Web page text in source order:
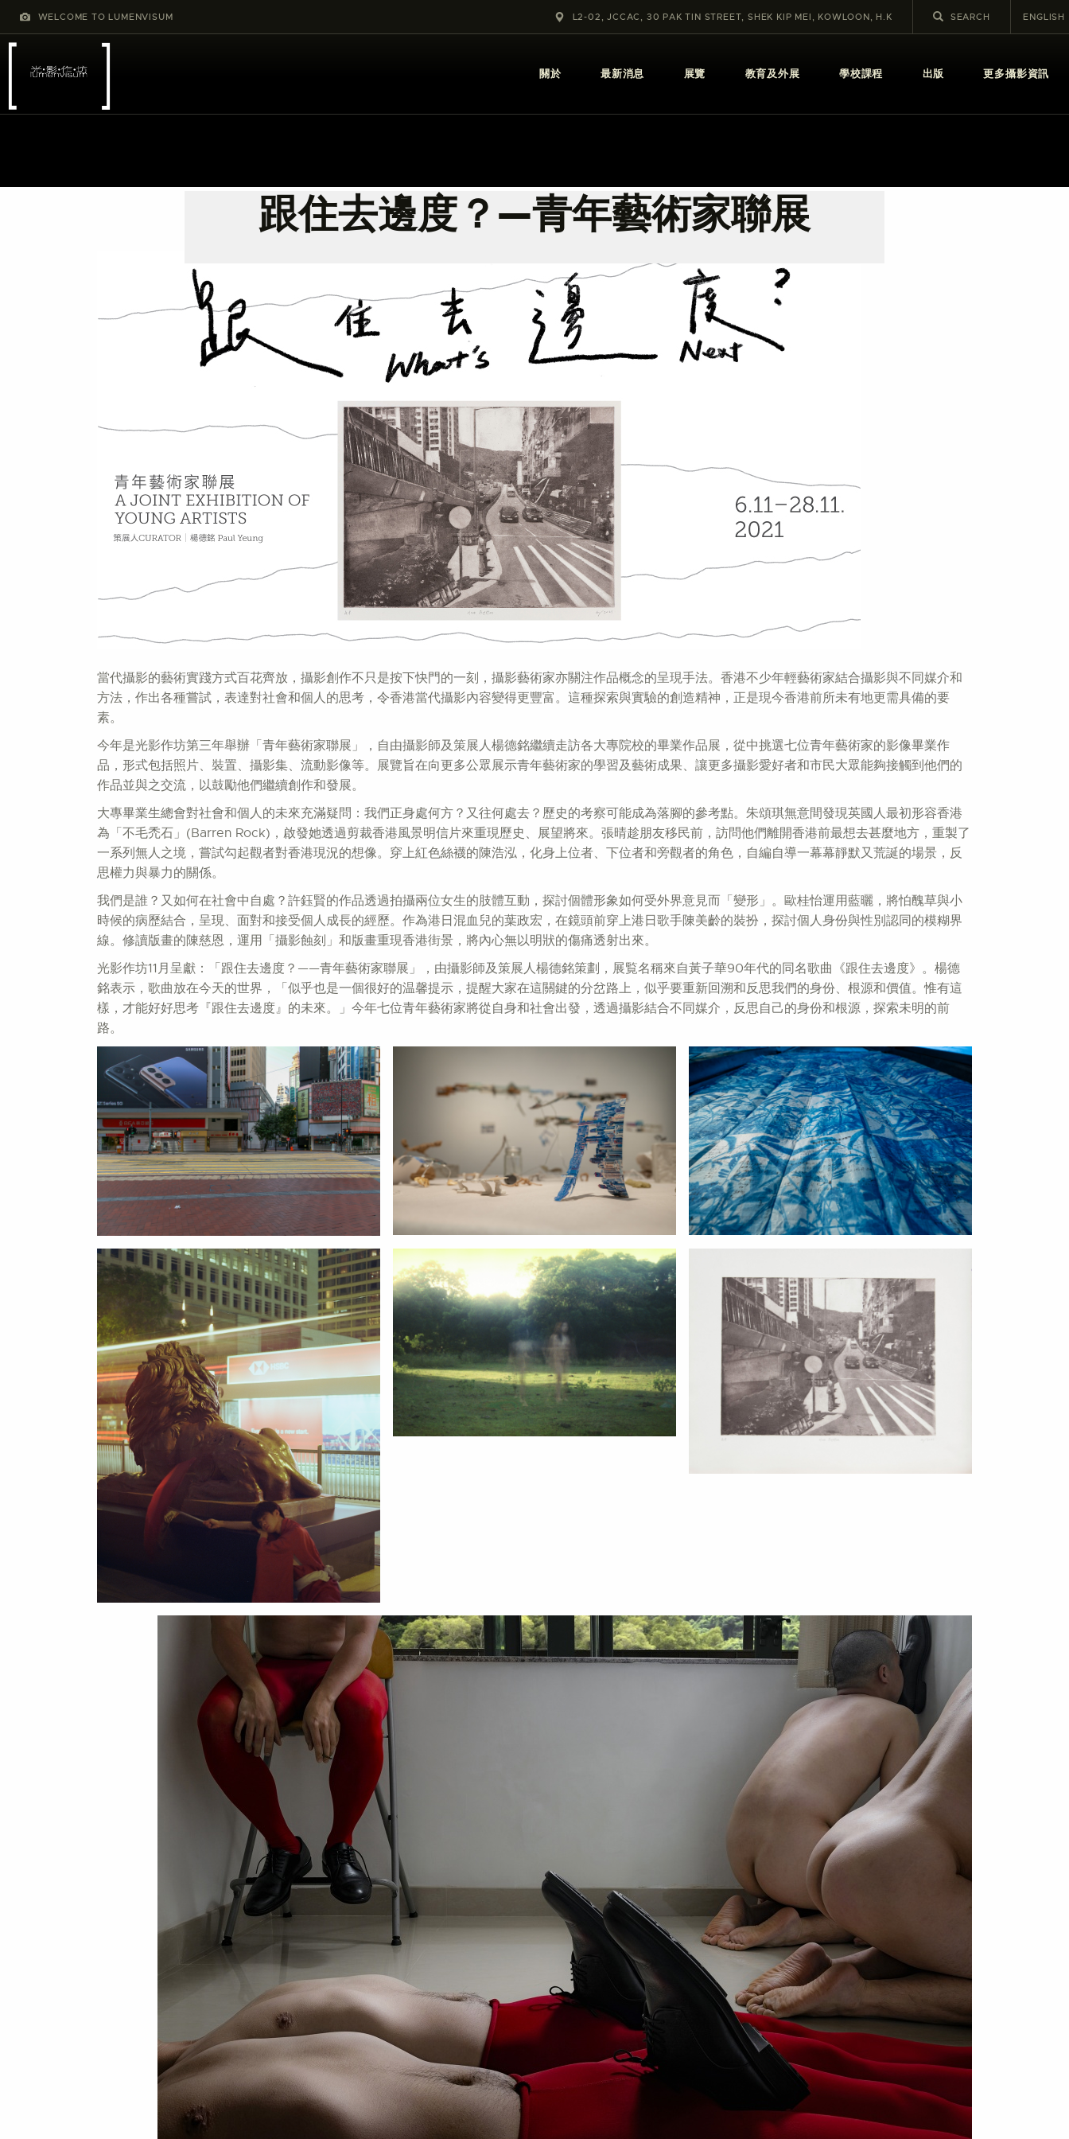
WELCOME TO LUMENVISUM L2-02, JCCAC, 30 PAK TIN STREET, SHEK KIP MEI, KOWLOON, H.K ENGLISH
關於 最新消息 展覽 教育及外展 學校課程 出版 更多攝影資訊
跟住去邊度？—青年藝術家聯展
展覽
學校課程
出版
更多攝影資訊
當代攝影的藝術實踐方式百花齊放，攝影創作不只是按下快門的一刻，攝影藝術家亦關注作品概念的呈現手法。香港不少年輕藝術家結合攝影與不同媒介和
方法，作出各種嘗試，表達對社會和個人的思考，令香港當代攝影內容變得更豐富。這種探索與實驗的創造精神，正是現今香港前所未有地更需具備的要
素。
今年是光影作坊第三年舉辦「青年藝術家聯展」，自由攝影師及策展人楊德銘繼續走訪各大專院校的畢業作品展，從中挑選七位青年藝術家的影像畢業作
品，形式包括照片、裝置、攝影集、流動影像等。展覽旨在向更多公眾展示青年藝術家的學習及藝術成果、讓更多攝影愛好者和市民大眾能夠接觸到他們的
作品並與之交流，以鼓勵他們繼續創作和發展。
大專畢業生總會對社會和個人的未來充滿疑問：我們正身處何方？又往何處去？歷史的考察可能成為落腳的參考點。朱頌琪無意間發現英國人最初形容香港
為「不毛禿石」(Barren Rock)，啟發她透過剪裁香港風景明信片來重現歷史、展望將來。張晴趁朋友移民前，訪問他們離開香港前最想去甚麼地方，重製了
一系列無人之境，嘗試勾起觀者對香港現況的想像。穿上紅色絲襪的陳浩泓，化身上位者、下位者和旁觀者的角色，自編自導一幕幕靜默又荒誕的場景，反
思權力與暴力的關係。
我們是誰？又如何在社會中自處？許鈺賢的作品透過拍攝兩位女生的肢體互動，探討個體形象如何受外界意見而「變形」。歐桂怡運用藍曬，將怕醜草與小
時候的病歷結合，呈現、面對和接受個人成長的經歷。作為港日混血兒的葉政宏，在鏡頭前穿上港日歌手陳美齡的裝扮，探討個人身份與性別認同的模糊界
線。修讀版畫的陳慈恩，運用「攝影蝕刻」和版畫重現香港街景，將內心無以明狀的傷痛透射出來。
光影作坊11月呈獻：「跟住去邊度？——青年藝術家聯展」，由攝影師及策展人楊德銘策劃，展覧名稱來自黃子華90年代的同名歌曲《跟住去邊度》。楊德
銘表示，歌曲放在今天的世界，「似乎也是一個很好的温馨提示，提醒大家在這關鍵的分岔路上，似乎要重新回溯和反思我們的身份、根源和價值。惟有這
樣，才能好好思考『跟住去邊度』的未來。」今年七位青年藝術家將從自身和社會出發，透過攝影結合不同媒介，反思自己的身份和根源，探索未明的前
路。